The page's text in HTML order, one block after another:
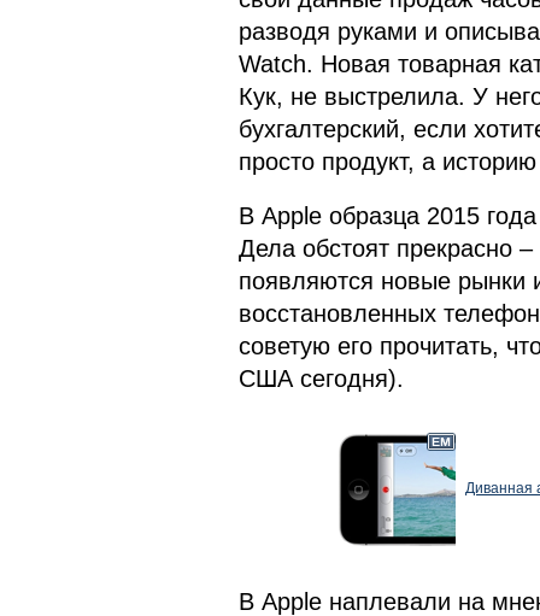
разводя руками и
Watch. Новая товарная
Кук, не выстрелила. У
бухгалтерский, если
просто продукт, а историю
В Apple образца 2015
Дела обстоят прекрасно
появляются новые рынки
восстановленных
советую его прочитать,
США сегодня).
Диванная
В Apple наплевали на